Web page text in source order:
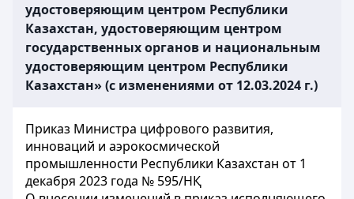
удостоверяющим центром Республики
Казахстан, удостоверяющим центром
государственных органов и национальным
удостоверяющим центром Республики
Казахстан» (с изменениями от 12.03.2024 г.)
Приказ Министра цифрового развития,
инноваций и аэрокосмической
промышленности Республики Казахстан от 1
декабря 2023 года № 595/НҚ